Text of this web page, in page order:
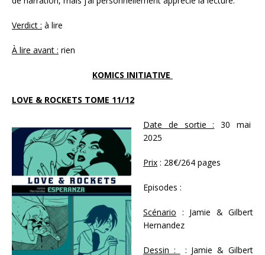
Verdict : à lire
À lire avant : rien
KOMICS INITIATIVE
LOVE & ROCKETS TOME 11/12
Date de sortie : 30 mai
2025
Prix : 28€/264 pages
Episodes :
Scénario : Jamie & Gilbert
Hernandez
Dessin :
: Jamie & Gilbert